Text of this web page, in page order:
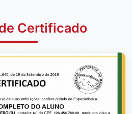
Certificado